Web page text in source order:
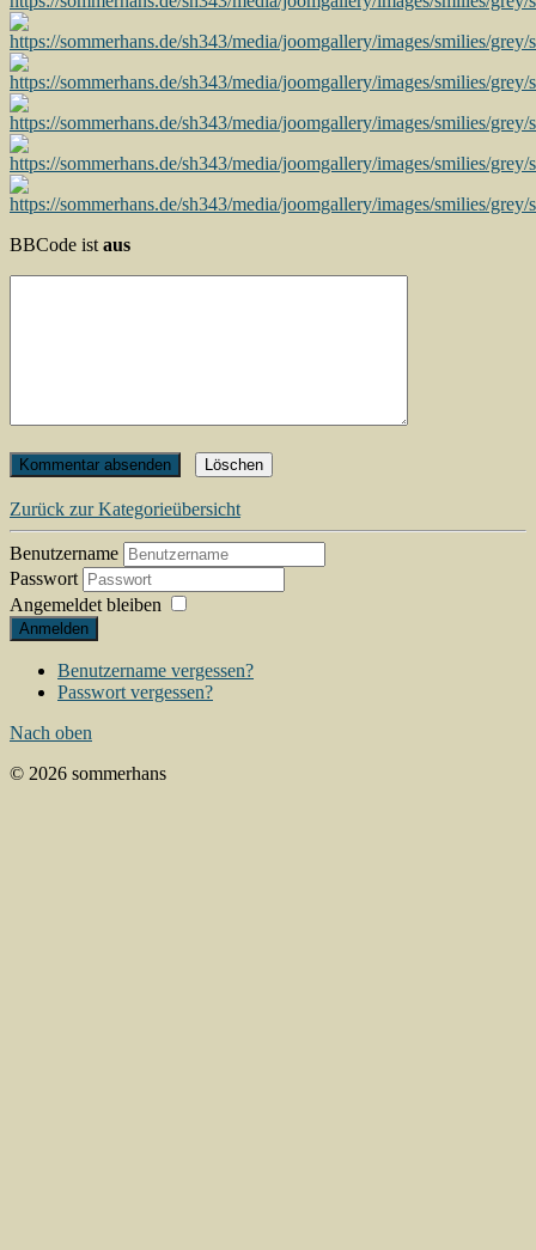
BBCode ist aus
Zurück zur Kategorieübersicht
Benutzername
Passwort
Angemeldet bleiben
Anmelden
Benutzername vergessen?
Passwort vergessen?
Nach oben
© 2026 sommerhans